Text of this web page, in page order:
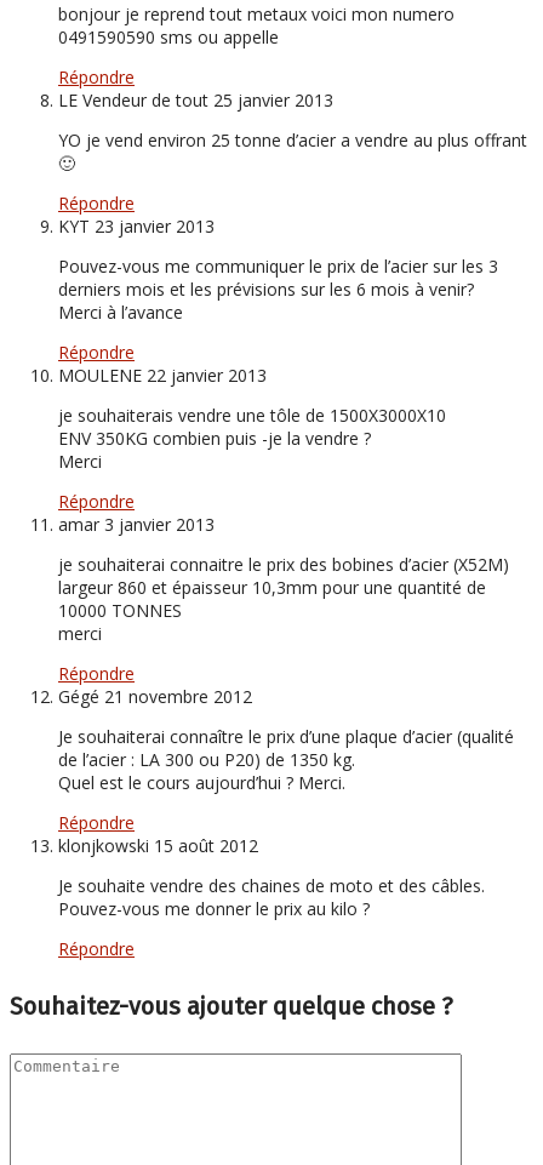
bonjour je reprend tout metaux voici mon numero
0491590590 sms ou appelle
Répondre
LE Vendeur de tout 25 janvier 2013
YO je vend environ 25 tonne d’acier a vendre au plus offrant
🙂
Répondre
KYT 23 janvier 2013
Pouvez-vous me communiquer le prix de l’acier sur les 3
derniers mois et les prévisions sur les 6 mois à venir?
Merci à l’avance
Répondre
MOULENE 22 janvier 2013
je souhaiterais vendre une tôle de 1500X3000X10
ENV 350KG combien puis -je la vendre ?
Merci
Répondre
amar 3 janvier 2013
je souhaiterai connaitre le prix des bobines d’acier (X52M)
largeur 860 et épaisseur 10,3mm pour une quantité de
10000 TONNES
merci
Répondre
Gégé 21 novembre 2012
Je souhaiterai connaître le prix d’une plaque d’acier (qualité
de l’acier : LA 300 ou P20) de 1350 kg.
Quel est le cours aujourd’hui ? Merci.
Répondre
klonjkowski 15 août 2012
Je souhaite vendre des chaines de moto et des câbles.
Pouvez-vous me donner le prix au kilo ?
Répondre
Souhaitez-vous ajouter quelque chose ?